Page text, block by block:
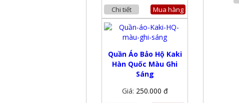
Chi tiết Mua hàng
Quần Áo Bảo Hộ Kaki
Hàn Quốc Màu Ghi
Sáng
Giá: 250.000 đ